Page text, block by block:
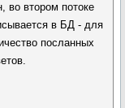
во втором потоке
в БД - для
посланных